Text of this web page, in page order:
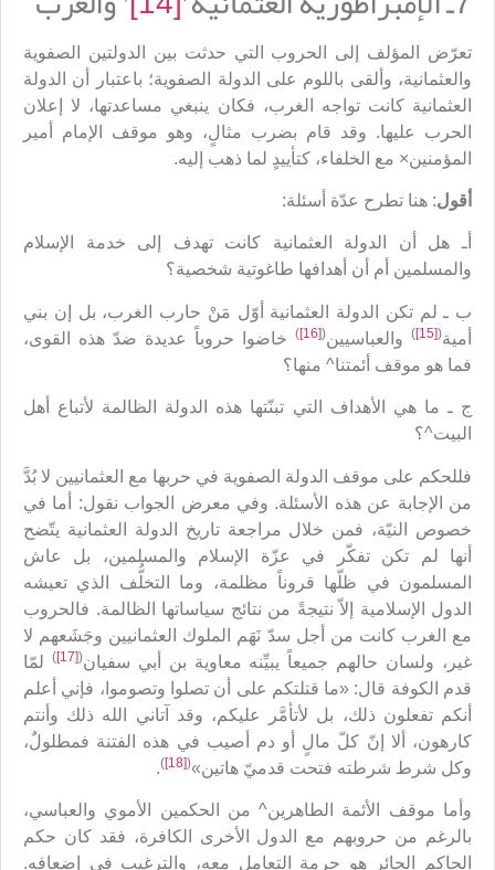
تعرّض المؤلف إلى الحروب التي حدثت بين الدولتين الصفوية
والعثمانية، وألقى باللوم على الدولة الصفوية؛ باعتبار أن الدولة
العثمانية كانت تواجه الغرب، فكان ينبغي مساعدتها، لا إعلان
الحرب عليها. وقد قام بضرب مثالٍ، وهو موقف الإمام أمير
المؤمنين× مع الخلفاء، كتأييدٍ لما ذهب إليه.
أقول: هنا تطرح عدّة أسئلة:
أـ هل أن الدولة العثمانية كانت تهدف إلى خدمة الإسلام
والمسلمين أم أن أهدافها طاغوتية شخصية؟
ب ـ لم تكن الدولة العثمانية أوّل مَنْ حارب الغرب، بل إن بني
أمية(
[15]
) والعباسيين(
[16]
) خاضوا حروباً عديدة ضدّ هذه القوى،
فما هو موقف أئمتنا^ منها؟
ج ـ ما هي الأهداف التي تبنّتها هذه الدولة الظالمة لأتباع أهل
البيت^؟
فللحكم على موقف الدولة الصفوية في حربها مع العثمانيين لا بُدَّ
من الإجابة عن هذه الأسئلة. وفي معرض الجواب نقول: أما في
خصوص النيّة، فمن خلال مراجعة تاريخ الدولة العثمانية يتّضح
أنها لم تكن تفكّر في عزّة الإسلام والمسلمين، بل عاش
المسلمون في ظلّها قروناً مظلمة، وما التخلُّف الذي تعيشه
الدول الإسلامية إلاّ نتيجةً من نتائج سياساتها الظالمة. فالحروب
مع الغرب كانت من أجل سدّ نَهَم الملوك العثمانيين وجَشَعهم لا
غير، ولسان حالهم جميعاً يبيِّنه معاوية بن أبي سفيان(
[17]
) لمّا
قدم الكوفة قال: «ما قتلتكم على أن تصلوا وتصوموا، فإني أعلم
أنكم تفعلون ذلك، بل لأتأمَّر عليكم، وقد آتاني الله ذلك وأنتم
كارهون، ألا إنّ كلّ مالٍ أو دم أصيب في هذه الفتنة فمطلولٌ،
وكل شرط شرطته فتحت قدميّ هاتين»(
[18]
)
.
وأما موقف الأئمة الطاهرين^ من الحكمين الأموي والعباسي،
بالرغم من حروبهم مع الدول الأخرى الكافرة، فقد كان حكم
الحاكم الجائر هو حرمة التعامل معه، والترغيب في إضعافه.